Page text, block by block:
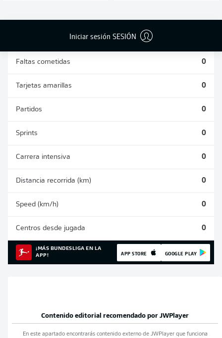
Iniciar sesión SESIÓN
Faltas cometidas 0
Tarjetas amarillas 0
Partidos 0
Sprints 0
Carrera intensiva 0
Distancia recorrida (km) 0
Speed (km/h) 0
Centros desde jugada 0
¡MÁS BUNDESLIGA EN LA
APP!
APP STORE GOOGLE PLAY
Contenido editorial recomendado por JWPlayer
En este apartado encontrarás contenido externo de JWPlayerque funciona